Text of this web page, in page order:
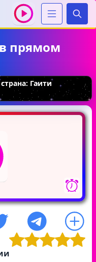
прямом
страна: Гаити